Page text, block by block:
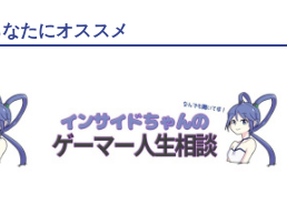
たにオススメ